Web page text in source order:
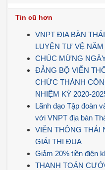
Tin cũ hơn
VNPT ĐỊA BÀN
LUYỆN TỰ VỆ NĂM
CHÚC MỪNG
ĐẢNG BỘ VIỄN
CHỨC THÀNH
NHIỆM KỲ 2020-
Lãnh đạo Tập đoàn
với VNPT địa bàn
VIỄN THÔNG THÁI
GIẢI THI ĐUA
Giảm 20% tiền điện
THANH TOÁN